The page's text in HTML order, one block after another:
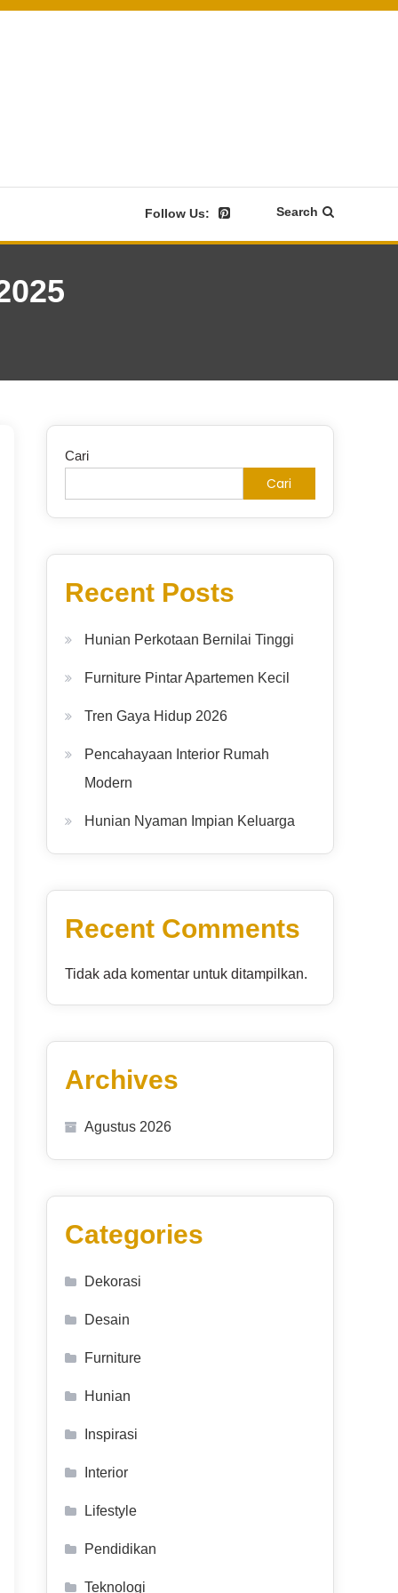
Follow Us: Search
Cari
Cari
Recent Posts
Hunian Perkotaan Bernilai Tinggi
Furniture Pintar Apartemen Kecil
Tren Gaya Hidup 2026
Pencahayaan Interior Rumah
Modern
Hunian Nyaman Impian Keluarga
Recent Comments
Tidak ada komentar untuk ditampilkan.
Archives
Agustus 2026
Categories
Dekorasi
Desain
Furniture
Hunian
Inspirasi
Interior
Lifestyle
Pendidikan
Teknologi